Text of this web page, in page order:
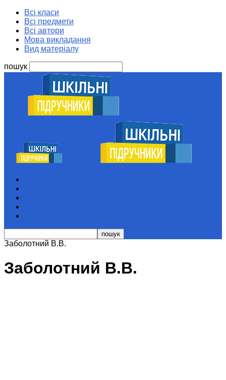
Всі класи
Всі предмети
Всі автори
Мова викладання
Вид матеріалу
пошук
Заболотний В.В.
Заболотний В.В.